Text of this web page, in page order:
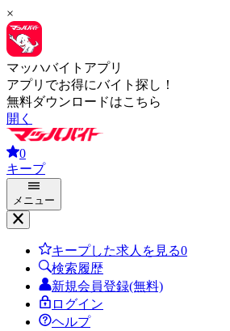
×
マッハバイトアプリ
アプリでお得にバイト探し！
無料ダウンロードはこちら
開く
0
キープ
メニュー
キープした求人を見る0
検索履歴
新規会員登録(無料)
ログイン
ヘルプ